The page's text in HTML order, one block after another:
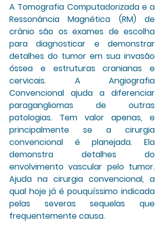
A Tomografia Computadorizada e a
Ressonância Magnética (RM) de
crânio são os exames de escolha
para diagnosticar e demonstrar
detalhes do tumor em sua invasão
óssea e estruturas cranianas e
cervicais. A Angiografia
Convencional ajuda a diferenciar
paragangliomas de outras
patologias. Tem valor apenas, e
principalmente se a cirurgia
convencional é planejada. Ela
demonstra detalhes do
envolvimento vascular pelo tumor.
Ajuda na cirurgia convencional, a
qual hoje já é pouquíssimo indicada
pelas severas sequelas que
frequentemente causa.